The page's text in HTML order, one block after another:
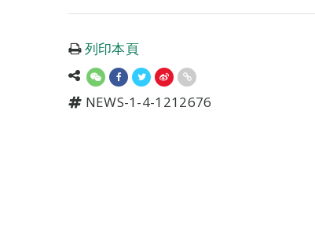
列印本頁
NEWS-1-4-1212676